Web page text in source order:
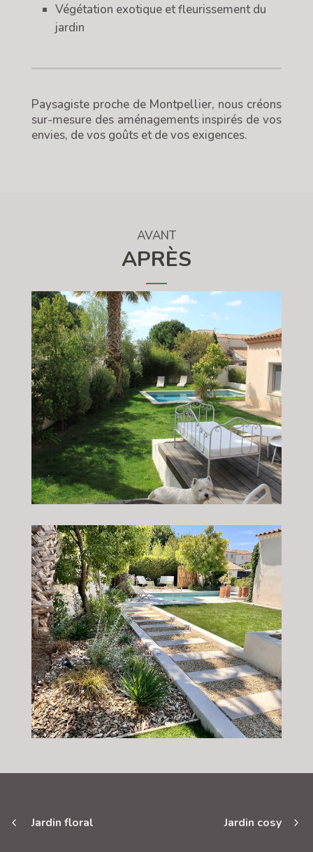
Végétation exotique et fleurissement du
jardin
Paysagiste proche de Montpellier, nous créons
sur-mesure des aménagements inspirés de vos
envies, de vos goûts et de vos exigences.
AVANT
APRÈS
Jardin cosy
Jardin floral